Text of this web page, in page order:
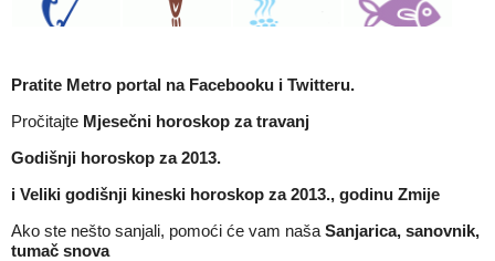
Pratite Metro portal na Facebooku i Twitteru.
Pročitajte Mjesečni horoskop za travanj
Godišnji horoskop za 2013.
i Veliki godišnji kineski horoskop za 2013., godinu Zmije
Ako ste nešto sanjali, pomoći će vam naša Sanjarica, sanovnik,
tumač snova